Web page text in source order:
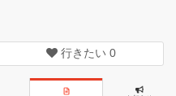
行きたい 0